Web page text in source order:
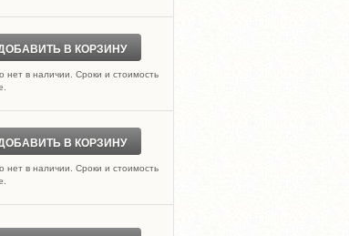
В КОРЗИНУ
нет в наличии. Сроки и стоимость
В КОРЗИНУ
нет в наличии. Сроки и стоимость